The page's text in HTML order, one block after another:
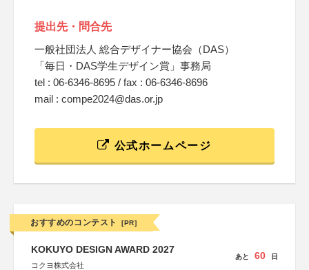
提出先・問合先
一般社団法人 総合デザイナー協会（DAS）
「毎日・DAS学生デザイン賞」事務局
tel : 06-6346-8695 / fax : 06-6346-8696
mail : compe2024@das.or.jp
公式ホームページ
おすすめのコンテスト [PR]
KOKUYO DESIGN AWARD 2027
コクヨ株式会社
あと 60 日